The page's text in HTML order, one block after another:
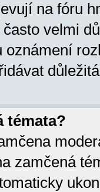
na fóru
velmi
oznámení
témata?
zamčená